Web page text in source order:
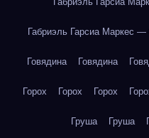
Габриэль Гарсиа Маркес —
Говядина Говядина
Горох Горох Горох
Груша Груша